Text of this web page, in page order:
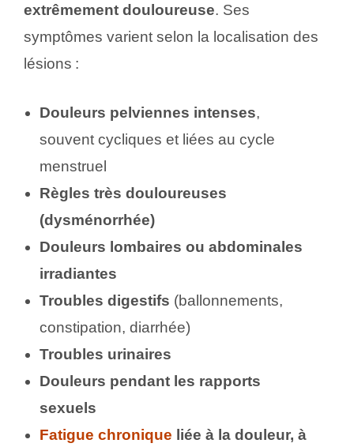
extrêmement douloureuse. Ses
symptômes varient selon la localisation des
lésions :
Douleurs pelviennes intenses,
souvent cycliques et liées au cycle
menstruel
Règles très douloureuses
(dysménorrhée)
Douleurs lombaires ou abdominales
irradiantes
Troubles digestifs (ballonnements,
constipation, diarrhée)
Troubles urinaires
Douleurs pendant les rapports
sexuels
Fatigue chronique liée à la douleur, à